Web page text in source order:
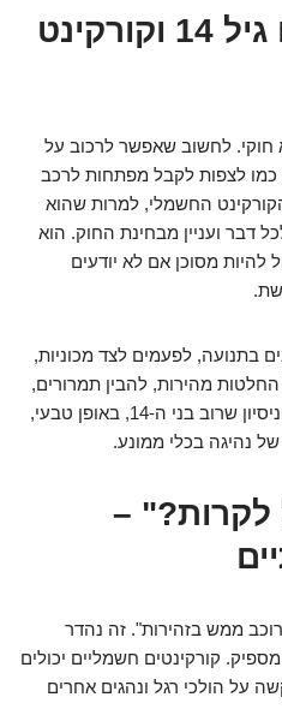
אז מה הקטע עם גיל 14 וקורקינט
לחשוב שאפשר לרכוב על
בגיל 14 זה קצת כמו לצפות לקבל מפתחות לרכב
החשמלי, למרות שהוא
דבר ועניין מבחינת החוק. הוא
להיות מסוכן אם לא יודעים
בתנועה, לפעמים לצד מכוניות,
החלטות מהירות, להבין תמרורים,
לצפות סכנות. זה דורש מיומנות וניסיון שרוב בני ה-14, באופן טבעי,
נהיגה בכלי ממונע.
לקרות?" –
ממש בזהירות". זה נהדר
קורקינטים חשמליים יכולים
על הולכי רגל ונהגים אחרים